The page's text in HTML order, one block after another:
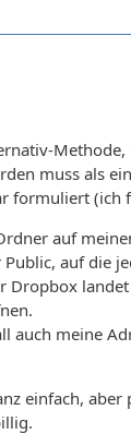
muss als
formuliert (ich
auf
auf die
auch meine
einfach,